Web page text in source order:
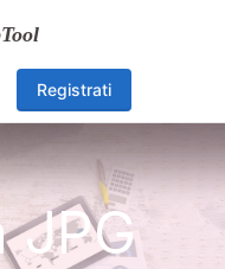
Registrati
JPG